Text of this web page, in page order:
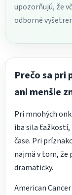
upozorňujú, že
odborné
Prečo sa
ani menšie
Pri mnohých
iba sila ťažkostí,
čase. Pri
najmä v tom, že
dramaticky.
American